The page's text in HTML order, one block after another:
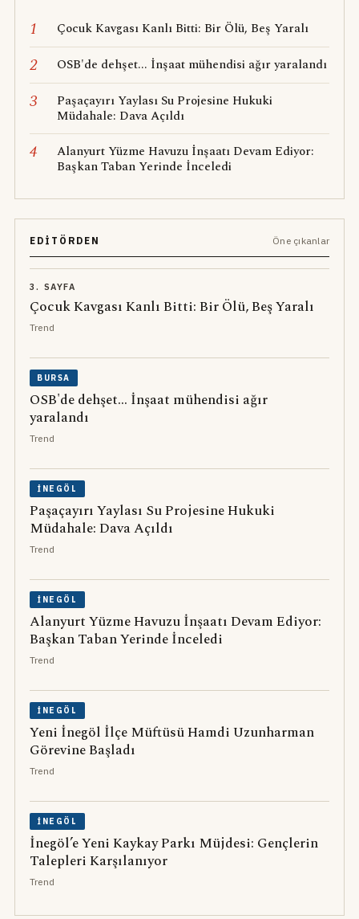
1 Çocuk Kavgası Kanlı Bitti: Bir Ölü, Beş Yaralı
2 OSB'de dehşet... İnşaat mühendisi ağır yaralandı
3
Paşaçayırı Yaylası Su Projesine Hukuki
Müdahale: Dava Açıldı
4
Alanyurt Yüzme Havuzu İnşaatı Devam Ediyor:
Başkan Taban Yerinde İnceledi
EDITÖRDEN Öne çıkanlar
3. SAYFA
Çocuk Kavgası Kanlı Bitti: Bir Ölü, Beş Yaralı
Trend
BURSA
OSB'de dehşet... İnşaat mühendisi ağır
yaralandı
Trend
İNEGÖL
Paşaçayırı Yaylası Su Projesine Hukuki
Müdahale: Dava Açıldı
Trend
İNEGÖL
Alanyurt Yüzme Havuzu İnşaatı Devam Ediyor:
Başkan Taban Yerinde İnceledi
Trend
İNEGÖL
Yeni İnegöl İlçe Müftüsü Hamdi Uzunharman
Görevine Başladı
Trend
İNEGÖL
İnegöl’e Yeni Kaykay Parkı Müjdesi: Gençlerin
Talepleri Karşılanıyor
Trend